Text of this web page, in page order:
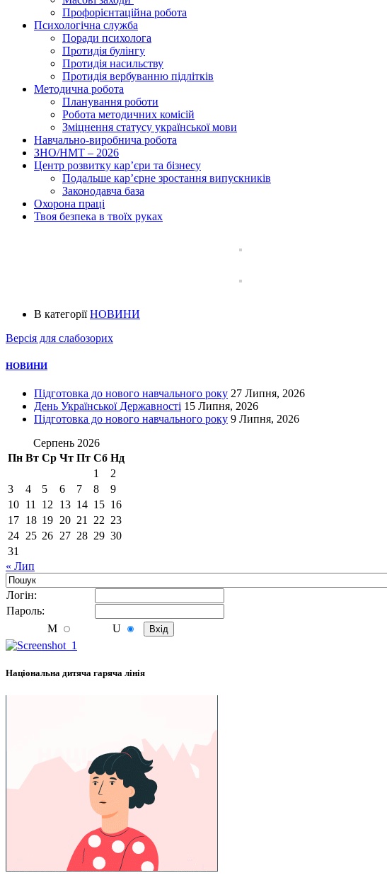
Профорієнтаційна робота
Психологічна служба
Поради психолога
Протидія булінгу
Протидія насильству
Протидія вербуванню підлітків
Методична робота
Планування роботи
Робота методичних комісій
Зміцнення статусу української мови
Навчально-виробнича робота
ЗНО/НМТ – 2026
Центр розвитку кар’єри та бізнесу
Подальше кар’єрне зростання випускників
Законодавча база
Охорона праці
Твоя безпека в твоїх руках
В категоріїНОВИНИ
Версія для слабозорих
НОВИНИ
Підготовка до нового навчального року 27 Липня, 2026
День Української Державності 15 Липня, 2026
Підготовка до нового навчального року 9 Липня, 2026
Серпень 2026
Пн Вт Ср Чт Пт Сб Нд
1
2
3
4 5 6 7 8
9
10 11 12 13 14 15 16
17 18 19 20 21 22 23
24 25 26 27 28 29 30
31
« Лип
Логiн:
Пароль:
M
U
Національна дитяча гаряча лінія